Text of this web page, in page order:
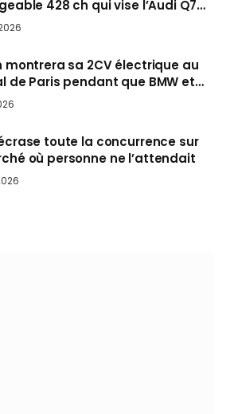
428 ch qui vise l’Audi Q7
Europe cet automne
montrera sa 2CV électrique au
de Paris pendant que BMW et
le salon
toute la concurrence sur
où personne ne l’attendait